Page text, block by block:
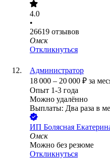
4.0
•
26619 отзывов
Омск
Откликнуться
Администратор
18 000 – 20 000 ₽ за
Опыт 1-3 года
Можно удалённо
Выплаты: Два раза в
ИП Болясная
Омск
Можно без резюме
Откликнуться